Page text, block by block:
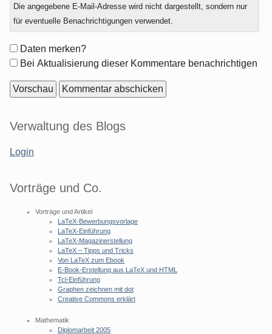
Antwort
zu
Die angegebene E-Mail-Adresse wird nicht dargestellt, sondern nur
für eventuelle Benachrichtigungen verwendet.
Formular-
Optionen
Daten merken?
Bei Aktualisierung dieser Kommentare benachrichtigen
Seitenleiste
Verwaltung des Blogs
Login
Vorträge und Co.
Vorträge und Artikel
LaTeX-Bewerbungsvorlage
LaTeX-Einführung
LaTeX-Magazinerstellung
LaTeX – Tipps und Tricks
Von LaTeX zum Ebook
E-Book-Erstellung aus LaTeX und HTML
Tcl-Einführung
Graphen zeichnen mit dot
Creative Commons erklärt
Mathematik
Diplomarbeit 2005